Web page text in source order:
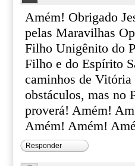
Amém! Obrigado
pelas Maravilhas
Filho Unigênito do
Filho e do Espírito
caminhos de Vitória
obstáculos, mas no
proverá! Amém!
Amém! Amém!
Responder